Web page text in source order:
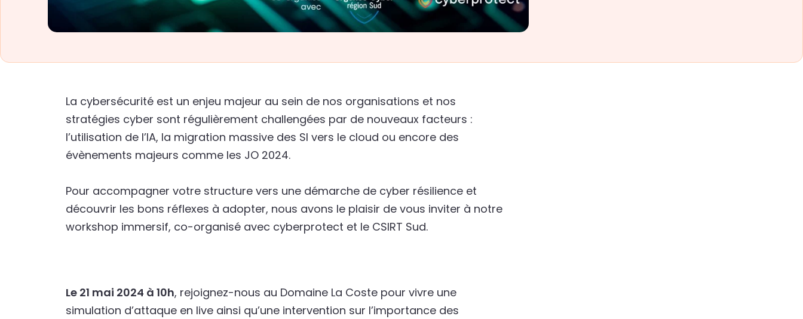
La cybersécurité est un enjeu majeur au sein de nos organisations et nos
stratégies cyber sont régulièrement challengées par de nouveaux facteurs :
l’utilisation de l’IA, la migration massive des SI vers le cloud ou encore des
évènements majeurs comme les JO 2024.
Pour accompagner votre structure vers une démarche de cyber résilience et
découvrir les bons réflexes à adopter, nous avons le plaisir de vous inviter à notre
workshop immersif, co-organisé avec cyberprotect et le CSIRT Sud.
Le 21 mai 2024 à 10h, rejoignez-nous au Domaine La Coste pour vivre une
simulation d’attaque en live ainsi qu’une intervention sur l’importance des